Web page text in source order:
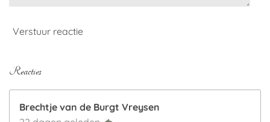
Verstuur reactie
Reacties
Brechtje van de Burgt Vreysen